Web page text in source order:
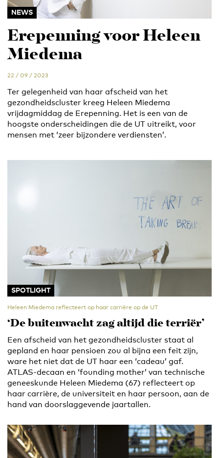
NEWS
Erepenning voor Heleen
Miedema
22 / 09 / 2023
Ter gelegenheid van haar afscheid van het
gezondheidscluster kreeg Heleen Miedema
vrijdagmiddag de Erepenning. Het is een van de
hoogste onderscheidingen die de UT uitreikt, voor
mensen met ‘zeer bijzondere verdiensten’.
SPOTLIGHT
Heleen Miedema reflecteert op haar carrière op de UT
‘De buitenwacht zag altijd die terriër’
Een afscheid van het gezondheidscluster staat al
gepland en haar pensioen zou al bijna een feit zijn,
ware het niet dat de UT haar een ‘cadeau’ gaf.
ATLAS-decaan en ‘founding mother’ van technische
geneeskunde Heleen Miedema (67) reflecteert op
haar carrière, de universiteit en haar persoon, aan de
hand van doorslaggevende jaartallen.